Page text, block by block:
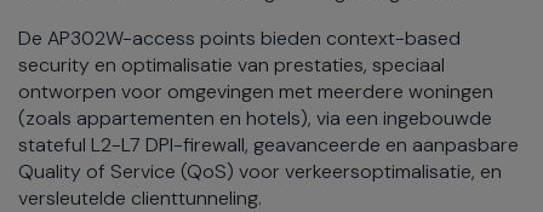
De AP302W-access points bieden context-based
security en optimalisatie van prestaties, speciaal
ontworpen voor omgevingen met meerdere woningen
(zoals appartementen en hotels), via een ingebouwde
stateful L2-L7 DPI-firewall, geavanceerde en aanpasbare
Quality of Service (QoS) voor verkeersoptimalisatie, en
versleutelde clienttunneling.